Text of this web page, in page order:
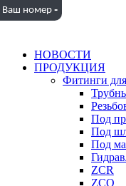
НОВОСТИ
ПРОДУКЦИЯ
Фитинги
Под
Под
Под
ZCR
ZCO
Ваш номер -